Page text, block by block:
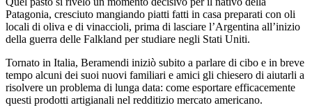
Patagonia, cresciuto mangiando piatti fatti in casa preparati con oli
locali di oliva e di vinaccioli, prima di lasciare l’Argentina all’inizio
della guerra delle Falkland per studiare negli Stati Uniti.
Tornato in Italia, Beramendi iniziò subito a parlare di cibo e in breve
tempo alcuni dei suoi nuovi familiari e amici gli chiesero di aiutarli a
risolvere un problema di lunga data: come esportare efficacemente
questi prodotti artigianali nel redditizio mercato americano.